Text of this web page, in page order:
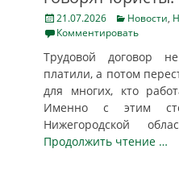
Posted
on
21.07.2026 Categories
Новости,
Комментировать
Трудовой договор
платили, а потом
для многих, кто
Именно с этим
Нижегородской
Продолжить чтение …